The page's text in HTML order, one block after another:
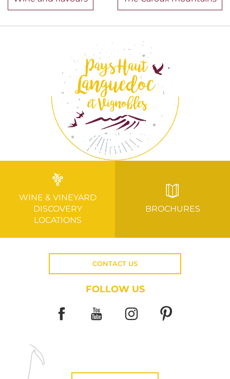
WINE & VINEYARD
DISCOVERY
LOCATIONS
BROCHURES
CONTACT US
FOLLOW US